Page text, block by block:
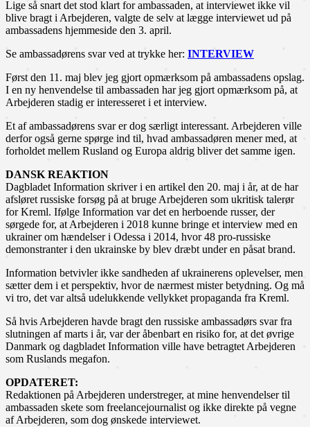
Lige så snart det stod klart for ambassaden, at interviewet ikke vil
blive bragt i Arbejderen, valgte de selv at lægge interviewet ud på
ambassadens hjemmeside den 3. april.
Se ambassadørens svar ved at trykke her: INTERVIEW
Først den 11. maj blev jeg gjort opmærksom på ambassadens opslag.
I en ny henvendelse til ambassaden har jeg gjort opmærksom på, at
Arbejderen stadig er interesseret i et interview.
Et af ambassadørens svar er dog særligt interessant. Arbejderen ville
derfor også gerne spørge ind til, hvad ambassadøren mener med, at
forholdet mellem Rusland og Europa aldrig bliver det samme igen.
DANSK REAKTION
Dagbladet Information skriver i en artikel den 20. maj i år, at de har
afsløret russiske forsøg på at bruge Arbejderen som ukritisk talerør
for Kreml. Ifølge Information var det en herboende russer, der
sørgede for, at Arbejderen i 2018 kunne bringe et interview med en
ukrainer om hændelser i Odessa i 2014, hvor 48 pro-russiske
demonstranter i den ukrainske by blev dræbt under en påsat brand.
Information betvivler ikke sandheden af ukrainerens oplevelser, men
sætter dem i et perspektiv, hvor de nærmest mister betydning. Og må
vi tro, det var altså udelukkende vellykket propaganda fra Kreml.
Så hvis Arbejderen havde bragt den russiske ambassadørs svar fra
slutningen af marts i år, var der åbenbart en risiko for, at det øvrige
Danmark og dagbladet Information ville have betragtet Arbejderen
som Ruslands megafon.
OPDATERET:
Redaktionen på Arbejderen understreger, at mine henvendelser til
ambassaden skete som freelancejournalist og ikke direkte på vegne
af Arbejderen, som dog ønskede interviewet.